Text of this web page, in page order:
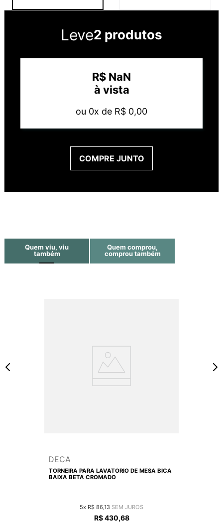
Leve2 produtos
R$ NaN
à vista
ou 0x de R$ 0,00
COMPRE JUNTO
Quem viu, viu
também
Quem comprou,
comprou também
DECA
TORNEIRA PARA LAVATÓRIO DE MESA BICA
BAIXA BETA CROMADO
5 R$ 86 13
R$ 430,68